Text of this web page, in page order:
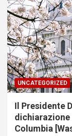
UNCATEGORIZED
Il Presidente
Columbia